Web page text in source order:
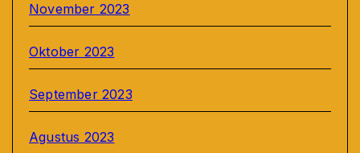
November 2023
Oktober 2023
September 2023
Agustus 2023